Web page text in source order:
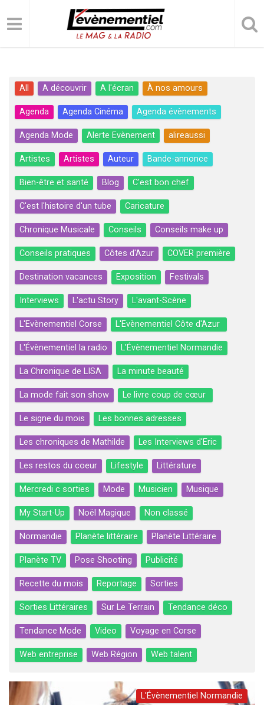
All A découvrir A l'écran À nos amours
Agenda Agenda Cinéma Agenda évènements
Agenda Mode Alerte Evènement alireaussi
Artistes Artistes Auteur Bande-annonce
Bien-être et santé Blog C'est bon chef
C'est l'histoire d'un tube Caricature
Chronique Musicale Conseils Conseils make up
Conseils pratiques Côtes d'Azur COVER première
Destination vacances Exposition Festivals
Interviews L'actu Story L'avant-Scène
L'Evènementiel Corse L'Evènementiel Côte d'Azur
L'Évènementiel la radio L'Évènementiel Normandie
La Chronique de LISA La minute beauté
La mode fait son show Le livre coup de cœur
Le signe du mois Les bonnes adresses
Les chroniques de Mathilde Les Interviews d'Eric
Les restos du coeur Lifestyle Littérature
Mercredi c sorties Mode Musicien Musique
My Start-Up Noël Magique Non classé
Normandie Planète littéraire Planète Littéraire
Planète TV Pose Shooting Publicité
Recette du mois Reportage Sorties
Sorties Littéraires Sur Le Terrain Tendance déco
Tendance Mode Video Voyage en Corse
Web entreprise Web Région Web talent
L'Évènementiel Normandie